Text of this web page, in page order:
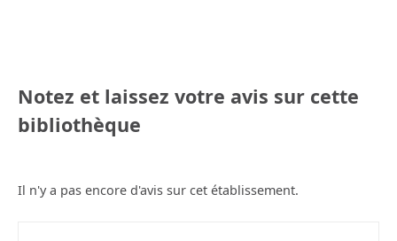
Notez et laissez votre avis sur cette
bibliothèque
Il n'y a pas encore d'avis sur cet établissement.